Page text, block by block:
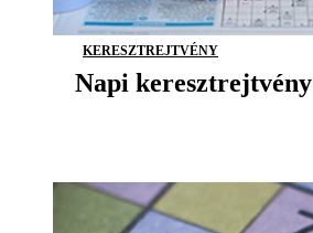
KERESZTREJTVÉNY
Napi keresztrejtvény